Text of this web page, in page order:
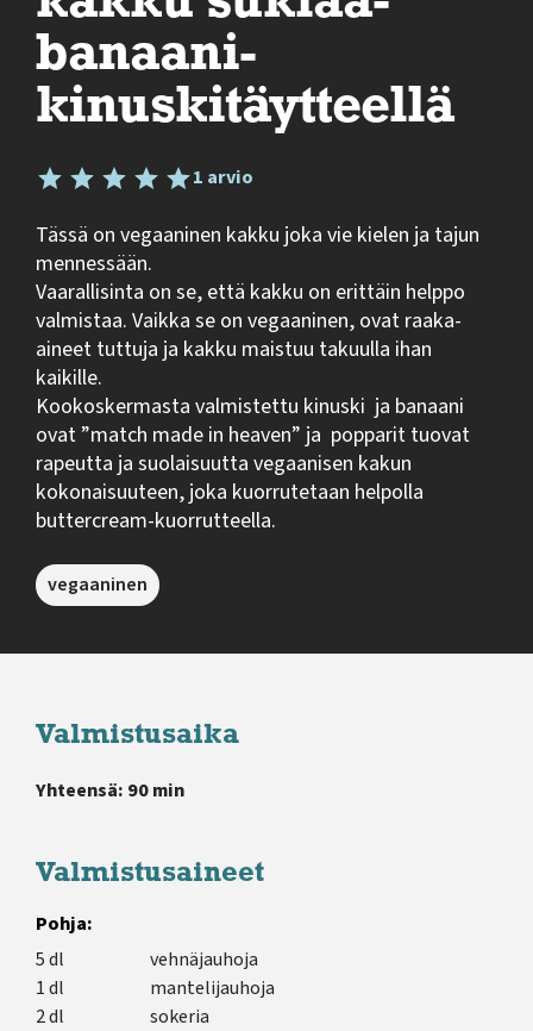
banaani-
kinuskitäytteellä
1 arvio
Tässä on vegaaninen kakku joka vie kielen ja tajun
mennessään.
Vaarallisinta on se, että kakku on erittäin helppo
valmistaa. Vaikka se on vegaaninen, ovat raaka-
aineet tuttuja ja kakku maistuu takuulla ihan
kaikille.
Kookoskermasta valmistettu kinuski ja banaani
ovat ”match made in heaven” ja popparit tuovat
rapeutta ja suolaisuutta vegaanisen kakun
kokonaisuuteen, joka kuorrutetaan helpolla
buttercream-kuorrutteella.
vegaaninen
Valmistusaika
Yhteensä: 90 min
Valmistusaineet
Pohja:
5 dl
vehnäjauhoja
1 dl
mantelijauhoja
2 dl
sokeria